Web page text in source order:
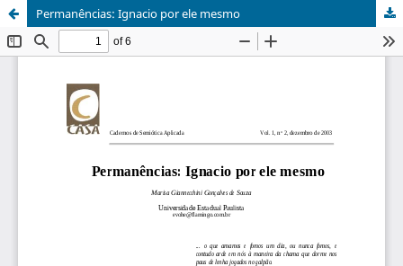
Permanências: Ignacio por ele mesmo